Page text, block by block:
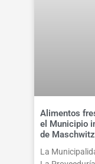
Alimentos
el Municipio
de Maschwitz
La